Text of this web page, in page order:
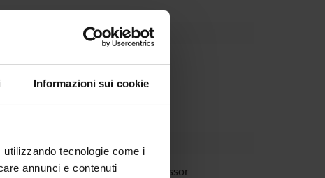
Informazioni sui cookie
tecnologie come i
annunci e contenuti
Piccolo Full Professor